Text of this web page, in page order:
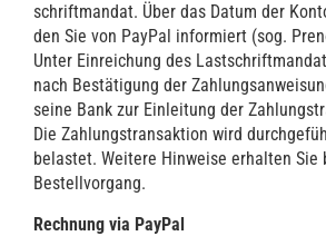
schrift­man­dat. Über das Datum der
den Sie von Pay­Pal infor­miert (sog.
Unter Ein­rei­chung des
nach Bestä­ti­gung der
sei­ne Bank zur Ein­lei­tung der
Die Zah­lungs­trans­ak­ti­on wird
belas­tet. Wei­te­re Hin­wei­se erhal­ten Sie
Bestellvorgang.
Rech­nung via Pay­Pal